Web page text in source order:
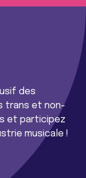
des
trans et non-
et participez
musicale !